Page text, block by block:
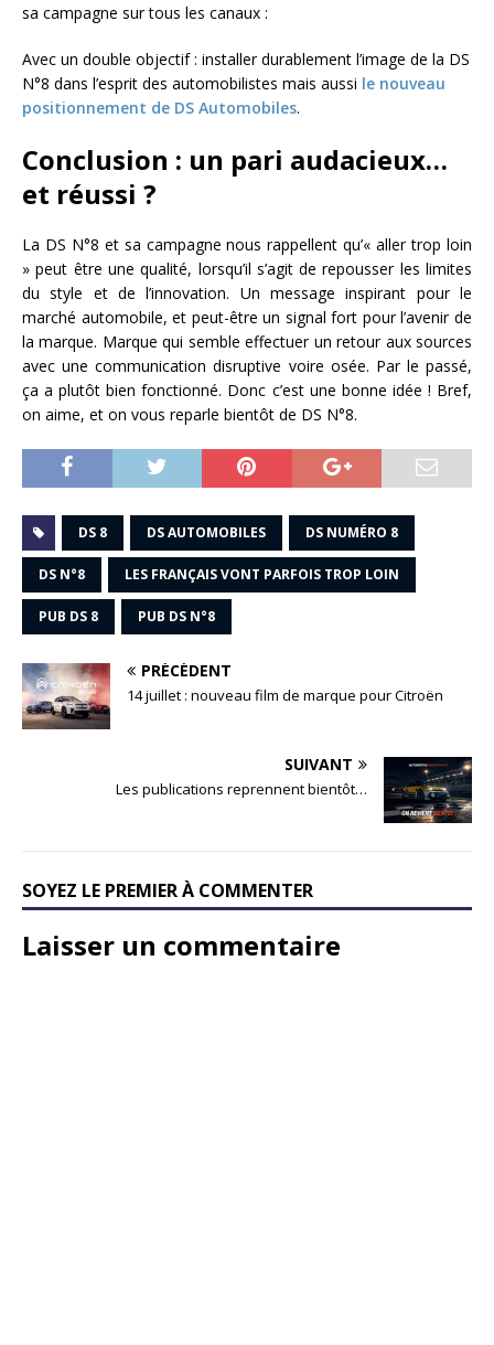
sa campagne sur tous les canaux :
Avec un double objectif : installer durablement l’image de la DS
N°8 dans l’esprit des automobilistes mais aussi le nouveau
positionnement de DS Automobiles.
Conclusion : un pari audacieux…
et réussi ?
La DS N°8 et sa campagne nous rappellent qu’« aller trop loin
» peut être une qualité, lorsqu’il s’agit de repousser les limites
du style et de l’innovation. Un message inspirant pour le
marché automobile, et peut-être un signal fort pour l’avenir de
la marque. Marque qui semble effectuer un retour aux sources
avec une communication disruptive voire osée. Par le passé,
ça a plutôt bien fonctionné. Donc c’est une bonne idée ! Bref,
on aime, et on vous reparle bientôt de DS N°8.
DS 8 DS AUTOMOBILES DS NUMÉRO 8
DS N°8 LES FRANÇAIS VONT PARFOIS TROP LOIN
PUB DS 8 PUB DS N°8
PRÉCÉDENT
14 juillet : nouveau film de marque pour Citroën
SUIVANT
Les publications reprennent bientôt…
SOYEZ LE PREMIER À COMMENTER
Laisser un commentaire